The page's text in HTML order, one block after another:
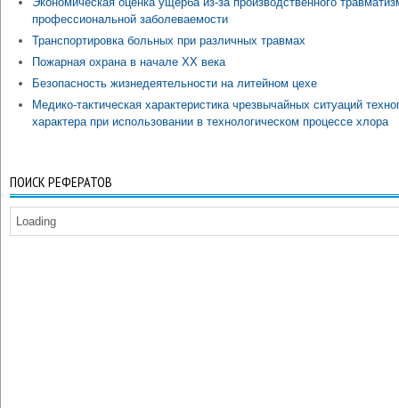
профессиональной заболеваемости
Транспортировка больных при различных травмах
Пожарная охрана в начале XX века
Безопасность жизнедеятельности на литейном цехе
Медико-тактическая характеристика чрезвычайных ситуаций
характера при использовании в технологическом процессе хлора
ПОИСК РЕФЕРАТОВ
Loading